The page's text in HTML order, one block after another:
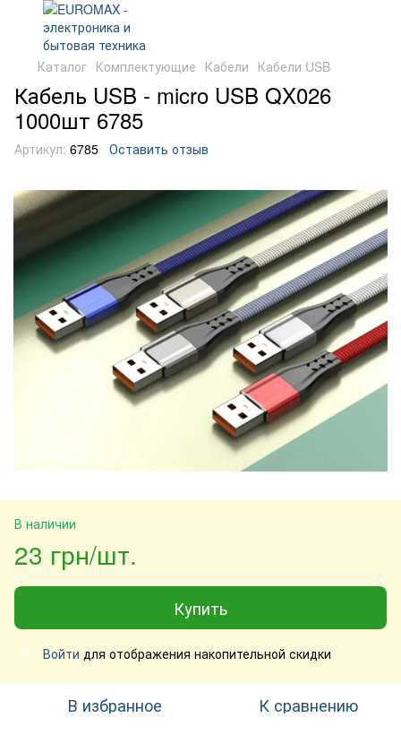
Каталог Комплектующие Кабели Кабели USB
Кабель USB - micro USB QX026
1000шт 6785
Артикул: 6785 Оставить отзыв
В наличии
23 грн/шт.
Купить
% Войти для отображения накопительной скидки
В избранное К сравнению